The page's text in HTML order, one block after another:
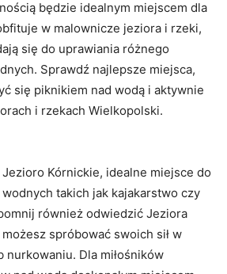
będzie idealnym miejscem dla
w malownicze jeziora i rzeki,
się do uprawiania różnego
Sprawdź najlepsze miejsca,
się piknikiem nad wodą i aktywnie
i rzekach Wielkopolski.
Kórnickie, idealne miejsce do
takich jak kajakarstwo czy
również odwiedzić Jeziora
spróbować swoich sił w
nurkowaniu. Dla miłośników